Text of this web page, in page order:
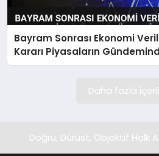
Bayram Sonrası Ekonomi
Kararı Piyasaların
Daha fazla
Doğru, Dürüst, Objektif Halk